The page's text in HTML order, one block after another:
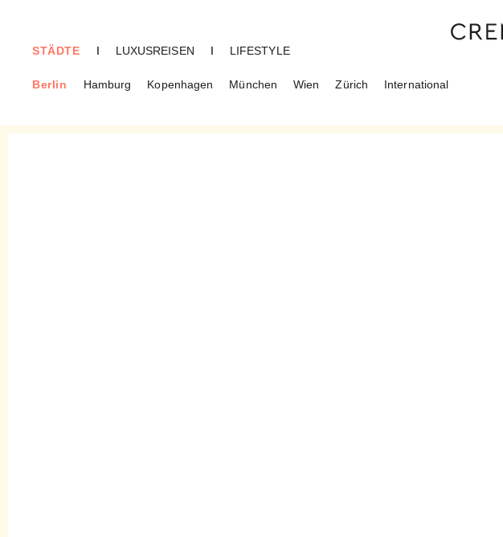
STÄDTE
Berlin Hamburg Kopenhagen München Wien Zürich International
I LUXUSREISEN I LIFESTYLE